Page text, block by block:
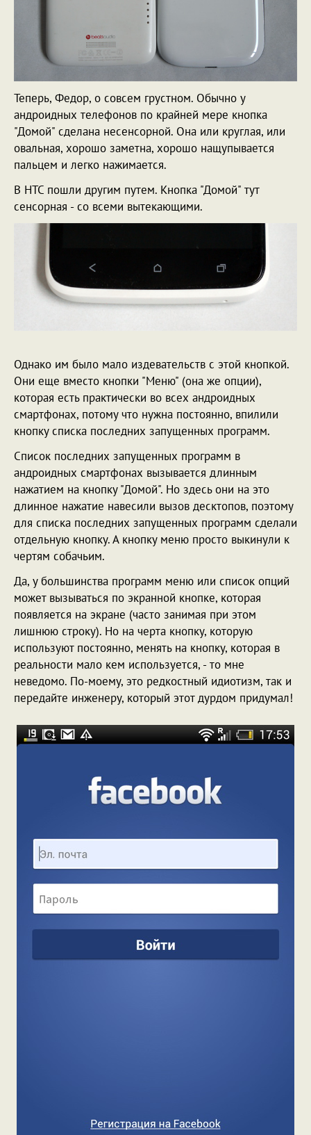
Теперь, Федор, о совсем грустном. Обычно у
андроидных телефонов по крайней мере кнопка
"Домой" сделана несенсорной. Она или круглая, или
овальная, хорошо заметна, хорошо нащупывается
пальцем и легко нажимается.
В HTC пошли другим путем. Кнопка "Домой" тут
сенсорная - со всеми вытекающими.
Однако им было мало издевательств с этой кнопкой.
Они еще вместо кнопки "Меню" (она же опции),
которая есть практически во всех андроидных
смартфонах, потому что нужна постоянно, впилили
кнопку списка последних запущенных программ.
Список последних запущенных программ в
андроидных смартфонах вызывается длинным
нажатием на кнопку "Домой". Но здесь они на это
длинное нажатие навесили вызов десктопов, поэтому
для списка последних запущенных программ сделали
отдельную кнопку. А кнопку меню просто выкинули к
чертям собачьим.
Да, у большинства программ меню или список опций
может вызываться по экранной кнопке, которая
появляется на экране (часто занимая при этом
лишнюю строку). Но на черта кнопку, которую
используют постоянно, менять на кнопку, которая в
реальности мало кем используется, - то мне
неведомо. По-моему, это редкостный идиотизм, так и
передайте инженеру, который этот дурдом придумал!